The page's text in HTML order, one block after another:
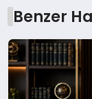
Benzer